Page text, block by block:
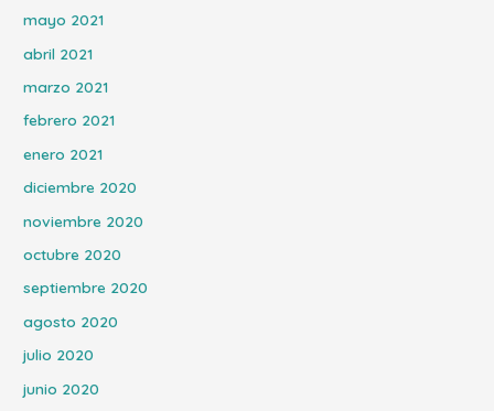
mayo 2021
abril 2021
marzo 2021
febrero 2021
enero 2021
diciembre 2020
noviembre 2020
octubre 2020
septiembre 2020
agosto 2020
julio 2020
junio 2020